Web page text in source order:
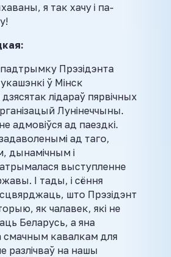
я так хачу і па-
Прэзідэнта
ў Мінск
дзясятак лідараў пярвічных
Лунінеччыны.
адмовіўся ад паездкі.
ад таго,
дынамічным і
выступленне
І тады, і сёння
што Прэзідэнт
як чалавек, які не
Беларусь, а яна
смачным кавалкам для
разлічваў на нашы